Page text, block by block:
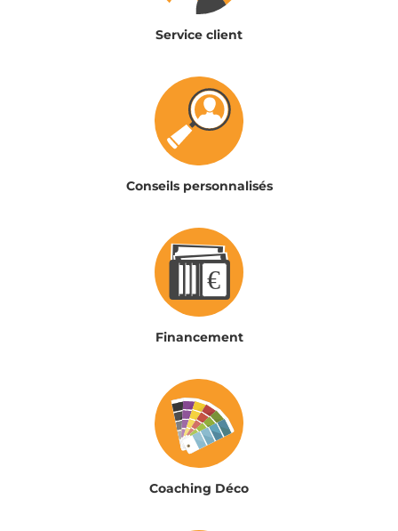
Service client
Conseils personnalisés
Financement
Coaching Déco